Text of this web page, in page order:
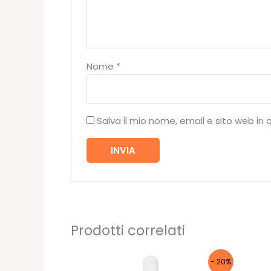
Nome *
Salva il mio nome, email e sito web
Prodotti correlati
- 20%